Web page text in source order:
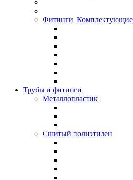
Фитинги. Комплектующие
Трубы и фитинги
Металлопластик
Сшитый полиэтилен